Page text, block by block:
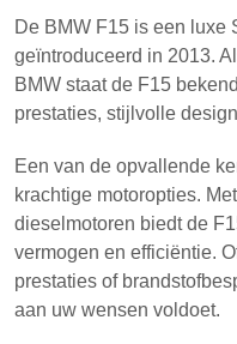
De BMW F15 is een luxe
geïntroduceerd in 2013.
BMW staat de F15
prestaties, stijlvolle
Een van de opvallende
krachtige motoropties.
dieselmotoren biedt de
vermogen en efficiëntie.
prestaties of
aan uw wensen voldoet.